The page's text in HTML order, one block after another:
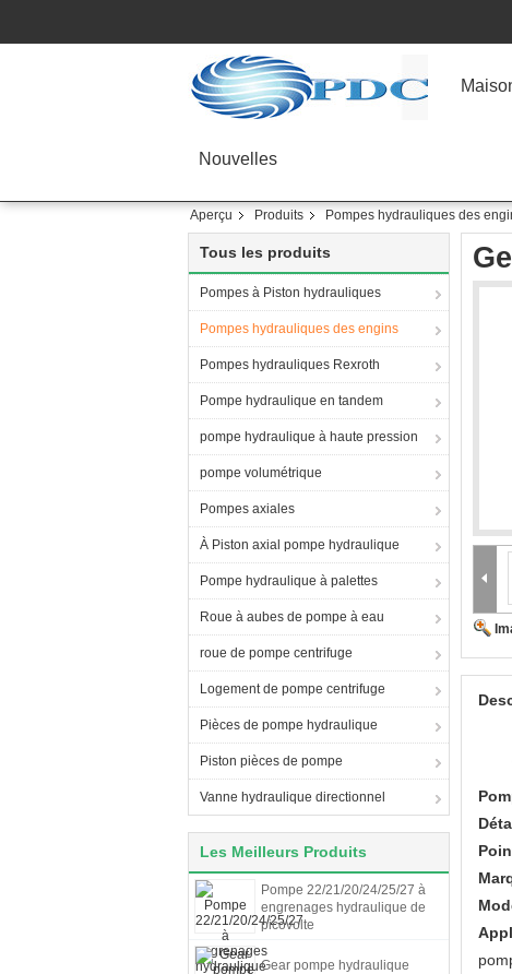
Nouvelles
Aperçu Produits Pompes hydrauliques des
Tous les produits
Pompes à Piston hydrauliques
Pompes hydrauliques des engins
Pompes hydrauliques Rexroth
Pompe hydraulique en tandem
pompe hydraulique à haute pression
pompe volumétrique
Pompes axiales
À Piston axial pompe hydraulique
Pompe hydraulique à palettes
Roue à aubes de pompe à eau
roue de pompe centrifuge
Logement de pompe centrifuge
Pièces de pompe hydraulique
Piston pièces de pompe
Vanne hydraulique directionnel
Les Meilleurs Produits
Pompe 22/21/20/24/25/27 à
engrenages hydraulique de
picovolte
Gear pompe hydraulique